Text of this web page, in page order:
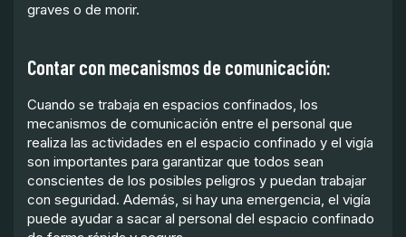
graves o de morir.
Contar con mecanismos de comunicación:
Cuando se trabaja en espacios confinados, los
mecanismos de comunicación entre el personal que
realiza las actividades en el espacio confinado y el vigía
son importantes para garantizar que todos sean
conscientes de los posibles peligros y puedan trabajar
con seguridad. Además, si hay una emergencia, el vigía
puede ayudar a sacar al personal del espacio confinado